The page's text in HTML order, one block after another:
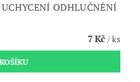
ODHLUČNĚNÍ
7 Kč/ ks